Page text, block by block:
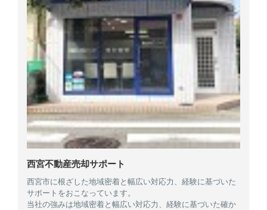
西宮不動産売却サポート
西宮市に根ざした地域密着と幅広い対応力、経験に基づいた
サポートをおこなっています。
当社の強みは地域密着と幅広い対応力、経験に基づいた確か